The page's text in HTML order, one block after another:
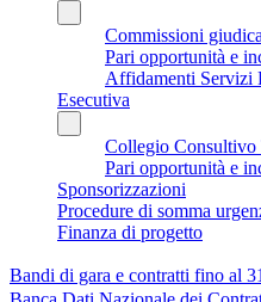
Commissioni
Pari opportunità e
Affidamenti Servizi
Esecutiva
Collegio
Pari opportunità e
Sponsorizzazioni
Procedure di somma
Finanza di progetto
Bandi di gara e contratti fino al